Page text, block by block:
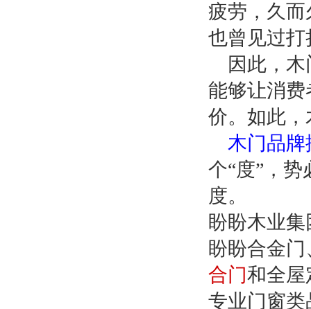
疲劳，久
也曾见过
因此，
能够让消
价。如此
木门品牌
个“度”，
度。
盼盼木业
盼盼合金门
合门和全屋
专业门窗